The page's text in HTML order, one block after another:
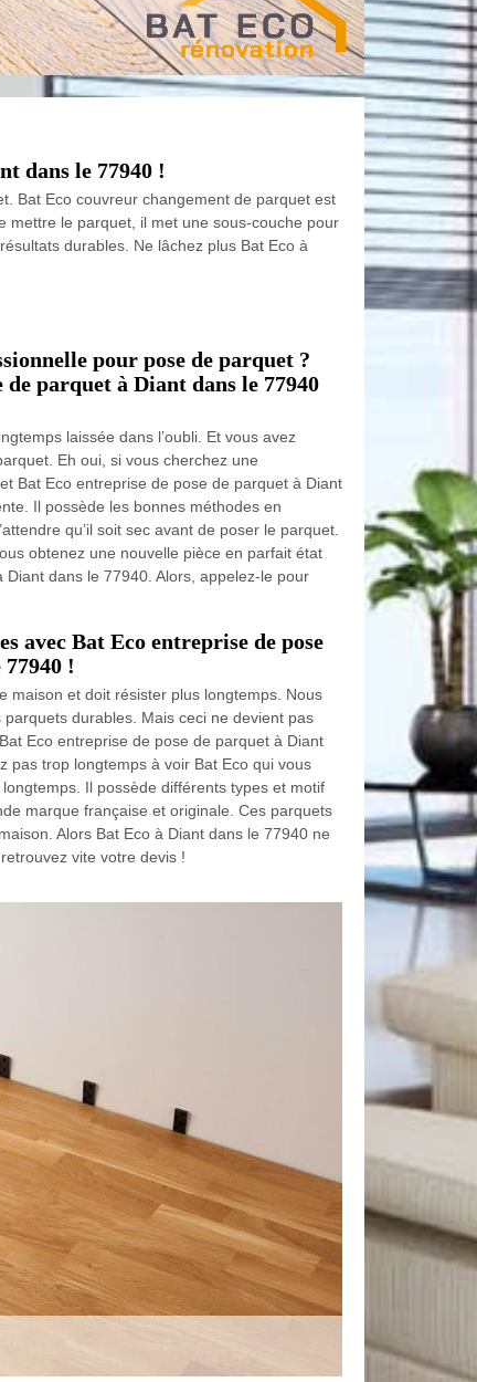
dans le 77940 !
Bat Eco couvreur changement de parquet est
mettre le parquet, il met une sous-couche pour
durables. Ne lâchez plus Bat Eco à
pour pose de parquet ?
parquet à Diant dans le 77940
laissée dans l’oubli. Et vous avez
Eh oui, si vous cherchez une
Bat Eco entreprise de pose de parquet à Diant
Il possède les bonnes méthodes en
qu’il soit sec avant de poser le parquet.
obtenez une nouvelle pièce en parfait état
dans le 77940. Alors, appelez-le pour
avec Bat Eco entreprise de pose
!
maison et doit résister plus longtemps. Nous
durables. Mais ceci ne devient pas
Eco entreprise de pose de parquet à Diant
pas trop longtemps à voir Bat Eco qui vous
Il possède différents types et motif
marque française et originale. Ces parquets
Alors Bat Eco à Diant dans le 77940 ne
vite votre devis !